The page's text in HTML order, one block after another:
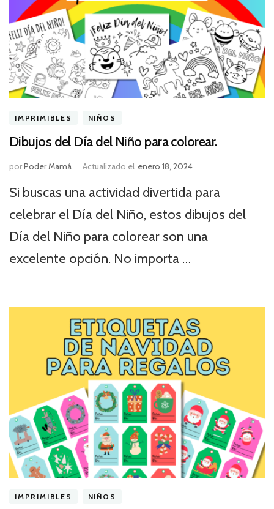
IMPRIMIBLES NIÑOS
Dibujos del Día del Niño para colorear.
porPoder Mamá Actualizado el enero 18, 2024
Si buscas una actividad divertida para
celebrar el Día del Niño, estos dibujos del
Día del Niño para colorear son una
excelente opción. No importa …
IMPRIMIBLES NIÑOS